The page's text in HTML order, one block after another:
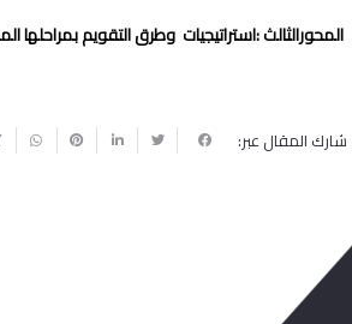
المحورالثالث:استراتيجيات وطرق التقويم بمراحلها
شارك المقال عبر: